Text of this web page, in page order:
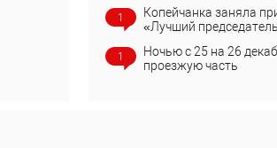
1
Копейчанка заняла
«Лучший
1
Ночью с 25 на 26
проезжую часть